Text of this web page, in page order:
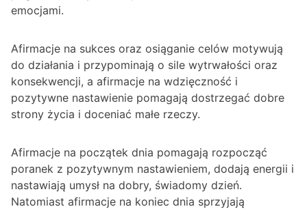
emocjami.
Afirmacje na sukces oraz osiąganie celów motywują
do działania i przypominają o sile wytrwałości oraz
konsekwencji, a afirmacje na wdzięczność i
pozytywne nastawienie pomagają dostrzegać dobre
strony życia i doceniać małe rzeczy.
Afirmacje na początek dnia pomagają rozpocząć
poranek z pozytywnym nastawieniem, dodają energii i
nastawiają umysł na dobry, świadomy dzień.
Natomiast afirmacje na koniec dnia sprzyjają